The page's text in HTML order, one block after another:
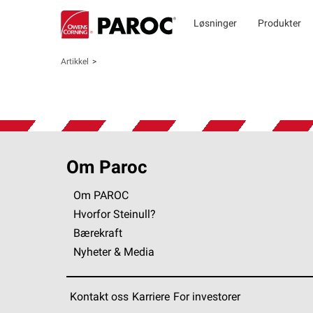
Løsninger Produkter
Artikkel
Om Paroc
Om PAROC
Hvorfor Steinull?
Bærekraft
Nyheter & Media
Kontakt oss Karriere For investorer